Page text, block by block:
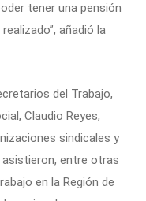
tener una pensión
añadió la
del Trabajo,
Claudio Reyes,
sindicales y
asistieron, entre otras
en la Región de